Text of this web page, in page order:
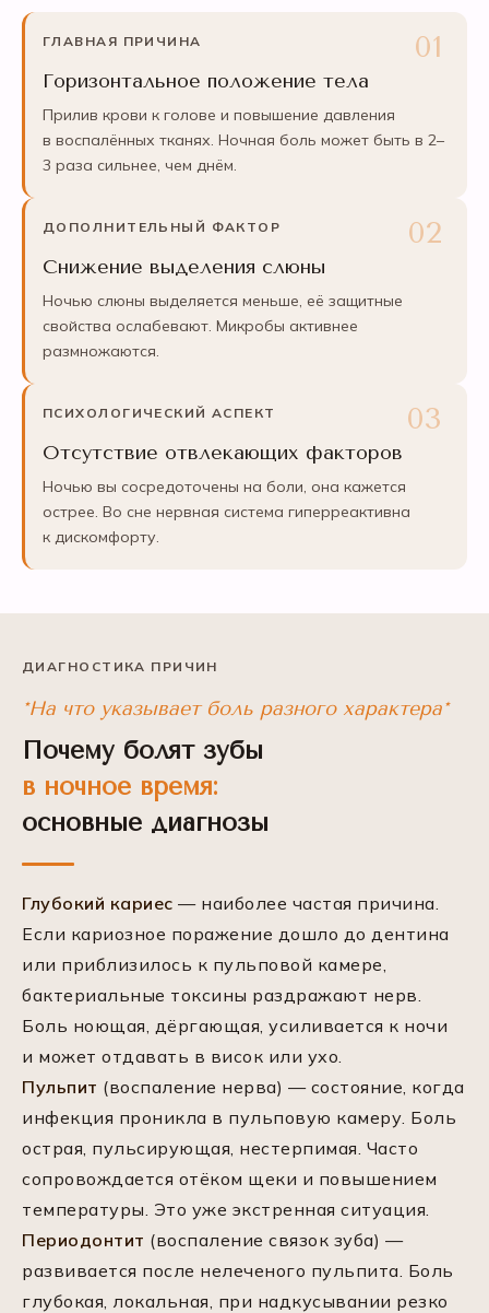
ГЛАВНАЯ ПРИЧИНА
Горизонтальное положение тела
Прилив крови к голове и повышение давления
в воспалённых тканях. Ночная боль может быть в 2–
3 раза сильнее, чем днём.
ДОПОЛНИТЕЛЬНЫЙ ФАКТОР
Снижение выделения слюны
Ночью слюны выделяется меньше, её защитные
свойства ослабевают. Микробы активнее
размножаются.
ПСИХОЛОГИЧЕСКИЙ АСПЕКТ
Отсутствие отвлекающих факторов
Ночью вы сосредоточены на боли, она кажется
острее. Во сне нервная система гиперреактивна
к дискомфорту.
ДИАГНОСТИКА ПРИЧИН
*На что указывает боль разного характера*
Почему болят зубы
в ночное время:
основные диагнозы
Глубокий кариес — наиболее частая причина.
Если кариозное поражение дошло до дентина
или приблизилось к пульповой камере,
бактериальные токсины раздражают нерв.
Боль ноющая, дёргающая, усиливается к ночи
и может отдавать в висок или ухо.
Пульпит (воспаление нерва) — состояние, когда
инфекция проникла в пульповую камеру. Боль
острая, пульсирующая, нестерпимая. Часто
сопровождается отёком щеки и повышением
температуры. Это уже экстренная ситуация.
Периодонтит (воспаление связок зуба) —
развивается после нелеченого пульпита. Боль
глубокая, локальная, при надкусывании резко